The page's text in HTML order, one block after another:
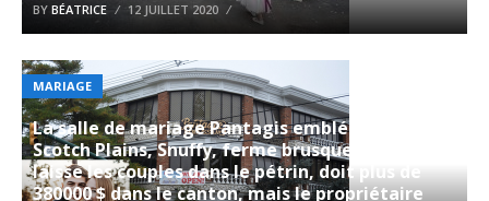
BY BÉATRICE 12 JUILLET 2020
MARIAGE
La salle de mariage Pantagis emblématique de
Scotch Plains, Snuffy, ferme brusquement,
laisse les couples dans le pétrin, doit plus de
380000 $ dans le canton, mais le propriétaire